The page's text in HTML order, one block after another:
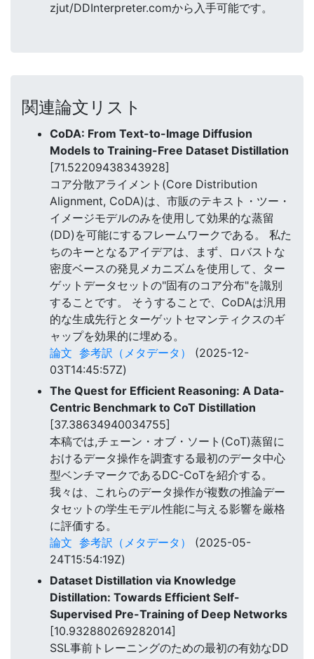
zjut/DDInterpreter.comから入手可能です。
関連論文リスト
CoDA: From Text-to-Image Diffusion
Models to Training-Free Dataset Distillation
[71.52209438343928]
コア分散アライメント(Core Distribution
Alignment, CoDA)は、市販のテキスト・ツー・
イメージモデルのみを使用して効果的な蒸留
(DD)を可能にするフレームワークである。 私た
ちのキーとなるアイデアは、まず、ロバストな
密度ベースの発見メカニズムを使用して、ター
ゲットデータセットの"固有のコア分布"を識別
することです。 そうすることで、CoDAは汎用
的な生成先行とターゲットセマンティクスのギ
ャップを効果的に埋める。
論文 参考訳（メタデータ）
(2025-12-
03T14:45:57Z)
The Quest for Efficient Reasoning: A Data-
Centric Benchmark to CoT Distillation
[37.38634940034755]
本稿では,チェーン・オブ・ソート(CoT)蒸留に
おけるデータ操作を調査する最初のデータ中心
型ベンチマークであるDC-CoTを紹介する。
我々は、これらのデータ操作が複数の推論デー
タセットの学生モデル性能に与える影響を厳格
に評価する。
論文 参考訳（メタデータ）
(2025-05-
24T15:54:19Z)
Dataset Distillation via Knowledge
Distillation: Towards Efficient Self-
Supervised Pre-Training of Deep Networks
[10.932880269282014]
SSL事前トレーニングのための最初の有効なDD